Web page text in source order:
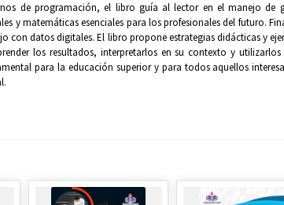
de programación, el libro guía al lector en el manejo de
y matemáticas esenciales para los profesionales del futuro.
con datos digitales. El libro propone estrategias didácticas y
los resultados, interpretarlos en su contexto y
para la educación superior y para todos aquellos